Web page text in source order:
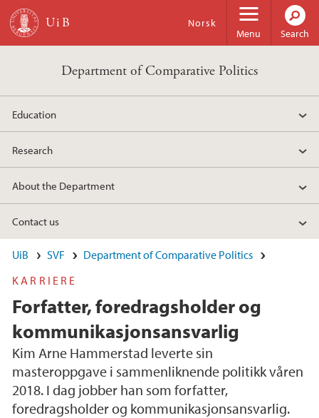
Skip to main content
Menu
Norsk
Search
Department of Comparative Politics
Education
Research
About the Department
Contact us
UiB SVF
Department of Comparative Politics
KARRIERE
Forfatter, foredragsholder og
kommunikasjonsansvarlig
Kim Arne Hammerstad leverte sin
masteroppgave i sammenliknende politikk våren
2018. I dag jobber han som forfatter,
foredragsholder og kommunikasjonsansvarlig.